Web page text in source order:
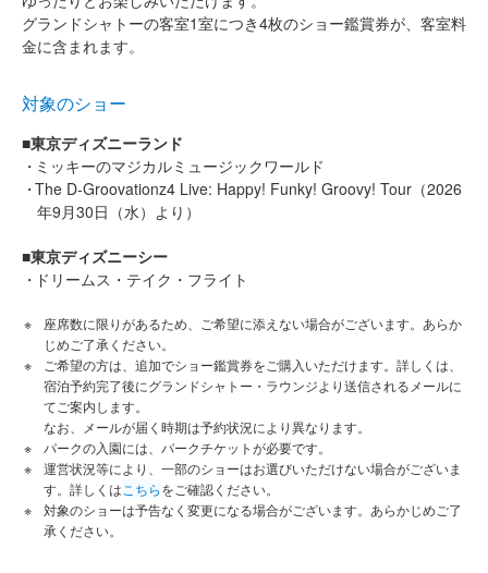
グランドシャトーの客室1室につき4枚のショー鑑賞券が、客室料
金に含まれます。
対象のショー
■東京ディズニーランド
ミッキーのマジカルミュージックワールド
The D-Groovationz4 Live: Happy! Funky! Groovy! Tour（2026
年9月30日（水）より）
■東京ディズニーシー
ドリームス・テイク・フライト
座席数に限りがあるため、ご希望に添えない場合がございます。あらか
じめご了承ください。
ご希望の方は、追加でショー鑑賞券をご購入いただけます。詳しくは、
宿泊予約完了後にグランドシャトー・ラウンジより送信されるメールに
てご案内します。
なお、メールが届く時期は予約状況により異なります。
パークの入園には、パークチケットが必要です。
運営状況等により、一部のショーはお選びいただけない場合がございま
す。詳しくは こちらをご確認ください。
対象のショーは予告なく変更になる場合がございます。あらかじめご了
承ください。